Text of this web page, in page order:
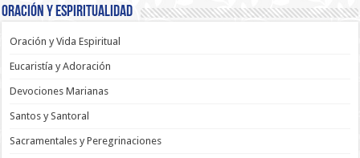
Oración y Espiritualidad
Oración y Vida Espiritual
Eucaristía y Adoración
Devociones Marianas
Santos y Santoral
Sacramentales y Peregrinaciones